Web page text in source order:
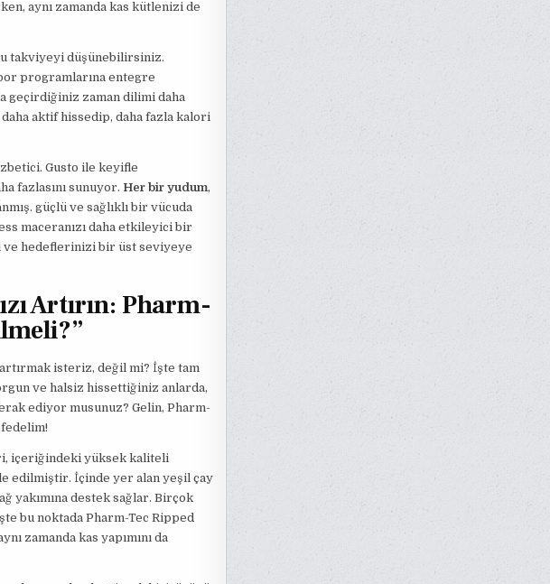
aynı zamanda kas kütlenizi de
takviyeyi düşünebilirsiniz.
programlarına entegre
geçirdiğiniz zaman dilimi daha
aktif hissedip, daha fazla kalori
Gusto ile keyifle
fazlasını sunuyor. Her bir yudum,
güçlü ve sağlıklı bir vücuda
maceranızı daha etkileyici bir
hedeflerinizi bir üst seviyeye
Artırın: Pharm-
isteriz, değil mi? İşte tam
ve halsiz hissettiğiniz anlarda,
ediyor musunuz? Gelin, Pharm-
içeriğindeki yüksek kaliteli
edilmiştir. İçinde yer alan yeşil çay
yakımına destek sağlar. Birçok
bu noktada Pharm-Tec Ripped
zamanda kas yapımını da